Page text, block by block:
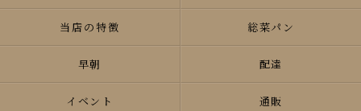
当店の特徴 総菜パン
早朝 配達
イベント 通販